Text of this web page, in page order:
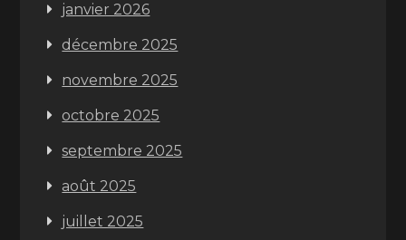
janvier 2026
décembre 2025
novembre 2025
octobre 2025
septembre 2025
août 2025
juillet 2025